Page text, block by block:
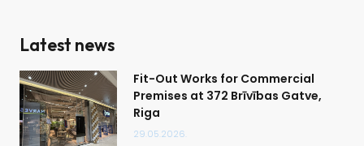
Latest news
Fit-Out Works for Commercial
Premises at 372 Brīvības Gatve,
Riga
29.05.2026.